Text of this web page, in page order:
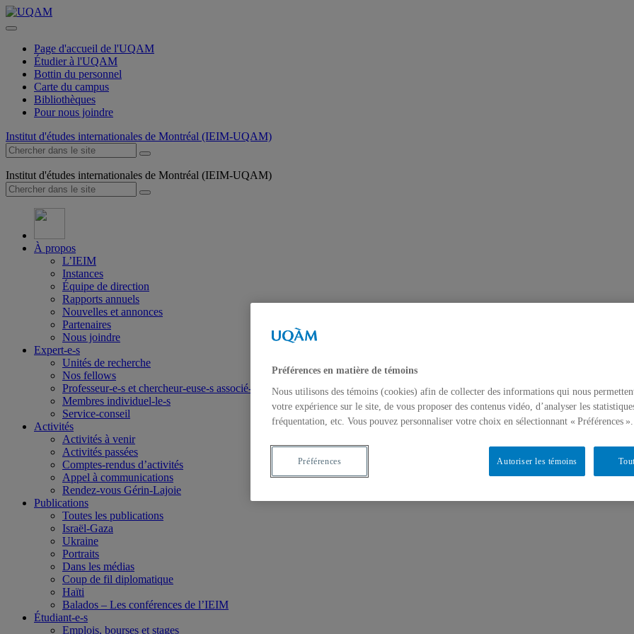
Page d'accueil de l'UQAM
Étudier à l'UQAM
Bottin du personnel
Carte du campus
Bibliothèques
Pour nous joindre
Institut d'études internationales de Montréal (IEIM-UQAM)
Institut d'études internationales de Montréal (IEIM-UQAM)
À propos
L’IEIM
Instances
Équipe de direction
Rapports annuels
Nouvelles et annonces
Partenaires
Nous joindre
Expert-e-s
Unités de recherche
Nos fellows
Professeur-e-s et chercheur-euse-s associé-e-s
Membres individuel-le-s
Service-conseil
Activités
Activités à venir
Activités passées
Comptes-rendus d’activités
Appel à communications
Rendez-vous Gérin-Lajoie
Publications
Toutes les publications
Israël-Gaza
Ukraine
Portraits
Dans les médias
Coup de fil diplomatique
Haïti
Balados – Les conférences de l’IEIM
Étudiant-e-s
Emplois, bourses et stages
Préférences en matière de témoins
Nous utilisons des témoins (cookies) afin de collecter des informations qui nous
votre expérience sur le site, de vous proposer des contenus vidéo, d’analyser les
fréquentation, etc. Vous pouvez personnaliser votre choix en sélectionnant « Préférences ».
Autoriser les témoins
Préférences